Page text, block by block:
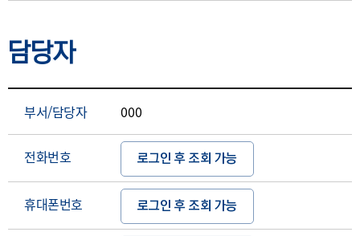
담당자
부서/담당자 000
전화번호 로그인 후 조회 가능
휴대폰번호 로그인 후 조회 가능